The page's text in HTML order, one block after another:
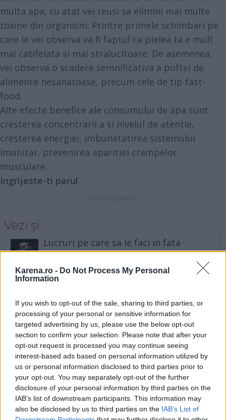
Karena.ro - Do Not Process My Personal
Information
If you wish to opt-out of the sale, sharing to third parties, or
processing of your personal or sensitive information for
targeted advertising by us, please use the below opt-out
section to confirm your selection. Please note that after your
opt-out request is processed you may continue seeing
interest-based ads based on personal information utilized by
us or personal information disclosed to third parties prior to
your opt-out. You may separately opt-out of the further
disclosure of your personal information by third parties on the
IAB’s list of downstream participants. This information may
also be disclosed by us to third parties on the IAB’s List of
multa apa, cu atat vei reusi sa elimini mai multe
toxine din organism. Printre primele schimbari pe
care le vei observa va fi faptul ca pielea ta e mult
mai catifelata si mai stralucitoare. De asemenea,
vei observa o scadere semnificativa a poftei de
alimente nesanatoase, precum cele de tip fast-
food.
Alte efecte benefice ale consumului de apa sunt
cresterea concentrarii a si nivelul de atentie,
cresterea energiei, imbunatatirea sistemului
imunitar, prevenirea aparitiei crampelor
musculare.
Ingrijeste-ti parul
Vezi și
Lucruri pe care sa le faci in fata
iubitului inainte de nunta
8 povești reale care îți arată ce poate
Cele mai mari greseli pe care le faci in
planificarea nuntii
Daca ai vrea ca parul tau sa fie stralucitor si sa se
reverse in valuri peste rochia de mireasa, este
timpul sa iei in serios acest aspect. Gandeste-te din
timp ce anume ti-ai dori si fii realista in privinta
posibilitatilor. Daca parul tau e scurt si a mai
ramas mai putin de un an pana la nunta, e putin